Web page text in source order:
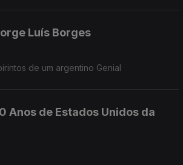
Luís Borges
de um argentino Genial
Anos de Estados Unidos da